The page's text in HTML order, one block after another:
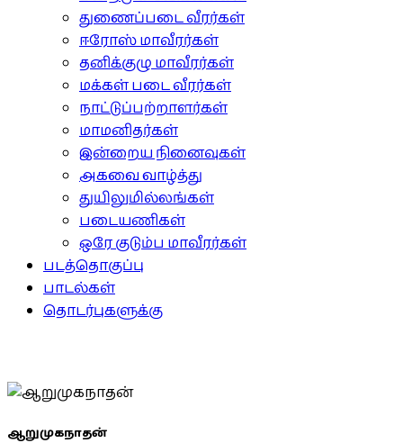
துணைப்படை வீரர்கள்
ஈரோஸ் மாவீரர்கள்
தனிக்குழு மாவீரர்கள்
மக்கள் படை வீரர்கள்
நாட்டுப்பற்றாளர்கள்
மாமனிதர்கள்
இன்றைய நினைவுகள்
அகவை வாழ்த்து
துயிலுமில்லங்கள்
படையணிகள்
ஒரே குடும்ப மாவீரர்கள்
படத்தொகுப்பு
பாடல்கள்
தொடர்புகளுக்கு
ஆறுமுகநாதன்